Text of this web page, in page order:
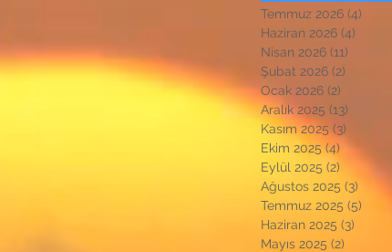
Temmuz 2026 (4)
Haziran 2026 (4)
Nisan 2026 (11)
Şubat 2026 (2)
Ocak 2026 (2)
Aralık 2025 (13)
Kasım 2025 (3)
Ekim 2025 (4) 4 yazı
Eylül 2025 (2)
Ağustos 2025 (3)
Temmuz 2025 (5)
Haziran 2025 (3)
Mayıs 2025 (2)